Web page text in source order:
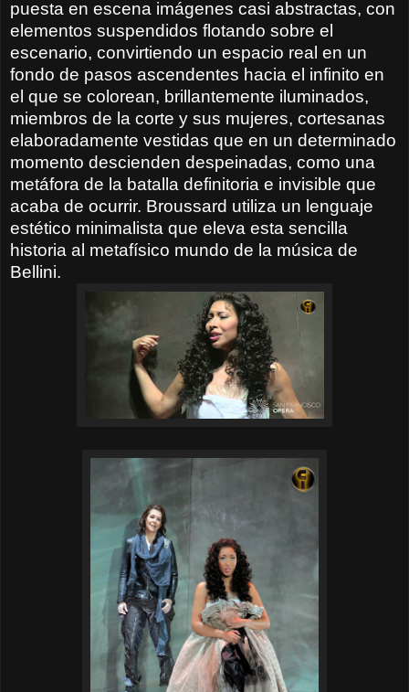
puesta en escena imágenes casi abstractas, con
elementos suspendidos flotando sobre el
escenario, convirtiendo un espacio real en un
fondo de pasos ascendentes hacia el infinito en
el que se colorean, brillantemente iluminados,
miembros de la corte y sus mujeres, cortesanas
elaboradamente vestidas que en un determinado
momento descienden despeinadas, como una
metáfora de la batalla definitoria e invisible que
acaba de ocurrir. Broussard utiliza un lenguaje
estético minimalista que eleva esta sencilla
historia al metafísico mundo de la música de
Bellini.